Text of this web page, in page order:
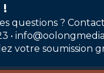
!
questions ?
•
votre soumission